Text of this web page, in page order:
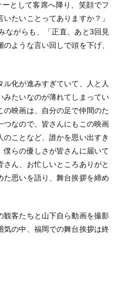
として客席へ降り、笑顔でフ
たいことってありますか？」
ながらも、「正直、あと3回見
ような言い回しで頭を下げ、
化が進みすぎていて、人と人
たいなのが薄れてしまってい
の映画は、自分の足で仲間のた
つなので、皆さんにもこの映画
ことなど、誰かを思い出すき
僕らの優しさが皆さんに届いて
ん、お忙しいところありがと
た思いを語り、舞台挨拶を締め
観客たちと山下自ら動画を撮影
気の中、福岡での舞台挨拶は終